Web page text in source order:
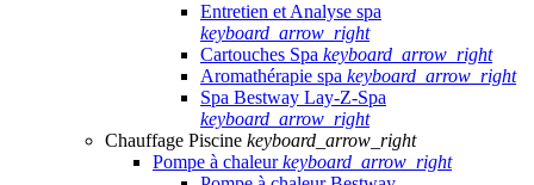
Entretien et Analyse spa
keyboard_arrow_right
Cartouches Spa keyboard_arrow_right
Aromathérapie spa keyboard_arrow_right
Spa Bestway Lay-Z-Spa
keyboard_arrow_right
Chauffage Piscine keyboard_arrow_right
Pompe à chaleurkeyboard_arrow_right